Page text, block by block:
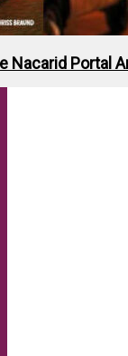
Nacarid Portal